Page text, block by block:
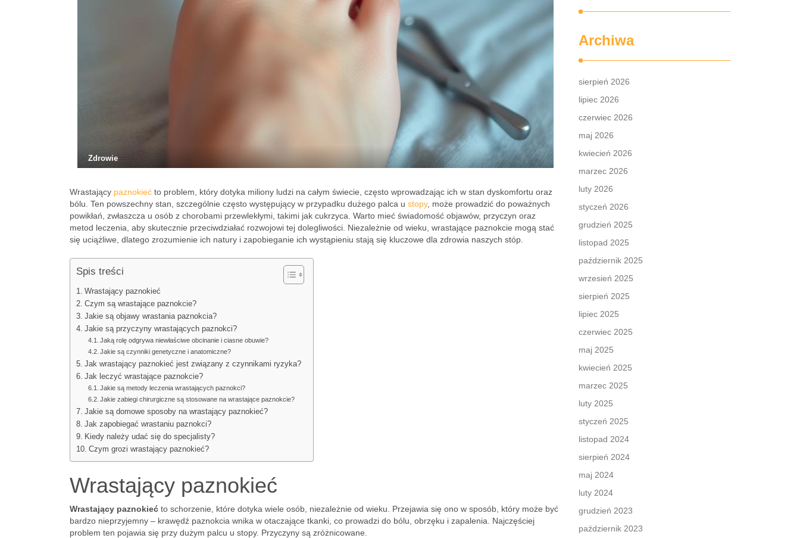
Zdrowie
Wrastający paznokieć to problem, który dotyka miliony ludzi na całym świecie, często wprowadzając ich w stan dyskomfortu oraz
bólu. Ten powszechny stan, szczególnie często występujący w przypadku dużego palca u stopy, może prowadzić do poważnych
powikłań, zwłaszcza u osób z chorobami przewlekłymi, takimi jak cukrzyca. Warto mieć świadomość objawów, przyczyn oraz
metod leczenia, aby skutecznie przeciwdziałać rozwojowi tej dolegliwości. Niezależnie od wieku, wrastające paznokcie mogą stać
się uciążliwe, dlatego zrozumienie ich natury i zapobieganie ich wystąpieniu stają się kluczowe dla zdrowia naszych stóp.
Spis treści
Wrastający paznokieć
Czym są wrastające paznokcie?
Jakie są objawy wrastania paznokcia?
Jakie są przyczyny wrastających paznokci?
Jaką rolę odgrywa niewłaściwe obcinanie i ciasne obuwie?
Jakie są czynniki genetyczne i anatomiczne?
Jak wrastający paznokieć jest związany z czynnikami ryzyka?
Jak leczyć wrastające paznokcie?
Jakie są metody leczenia wrastających paznokci?
Jakie zabiegi chirurgiczne są stosowane na wrastające paznokcie?
Jakie są domowe sposoby na wrastający paznokieć?
Jak zapobiegać wrastaniu paznokci?
Kiedy należy udać się do specjalisty?
Czym grozi wrastający paznokieć?
Wrastający paznokieć
Wrastający paznokieć to schorzenie, które dotyka wiele osób, niezależnie od wieku. Przejawia się ono w sposób, który może być
bardzo nieprzyjemny – krawędź paznokcia wnika w otaczające tkanki, co prowadzi do bólu, obrzęku i zapalenia. Najczęściej
problem ten pojawia się przy dużym palcu u stopy. Przyczyny są zróżnicowane.
Archiwa
sierpień 2026
lipiec 2026
czerwiec 2026
maj 2026
kwiecień 2026
marzec 2026
luty 2026
styczeń 2026
grudzień 2025
listopad 2025
październik 2025
wrzesień 2025
sierpień 2025
lipiec 2025
czerwiec 2025
maj 2025
kwiecień 2025
marzec 2025
luty 2025
styczeń 2025
listopad 2024
sierpień 2024
maj 2024
luty 2024
grudzień 2023
październik 2023